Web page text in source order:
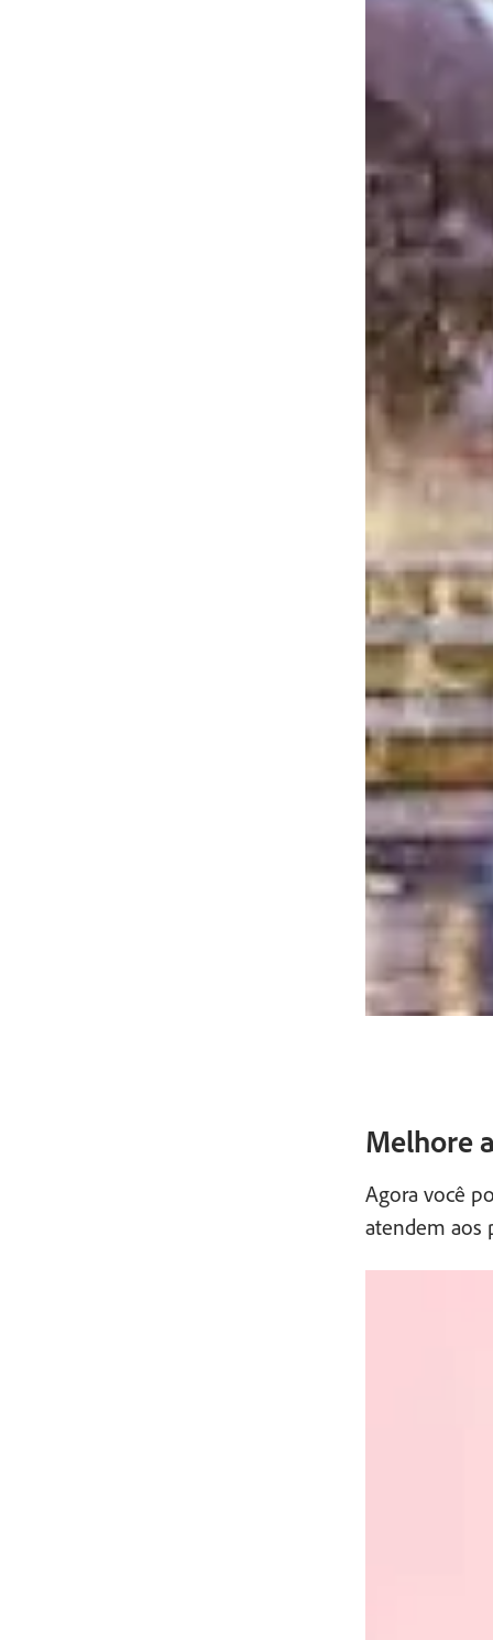
Melhore
Agora você
atendem aos